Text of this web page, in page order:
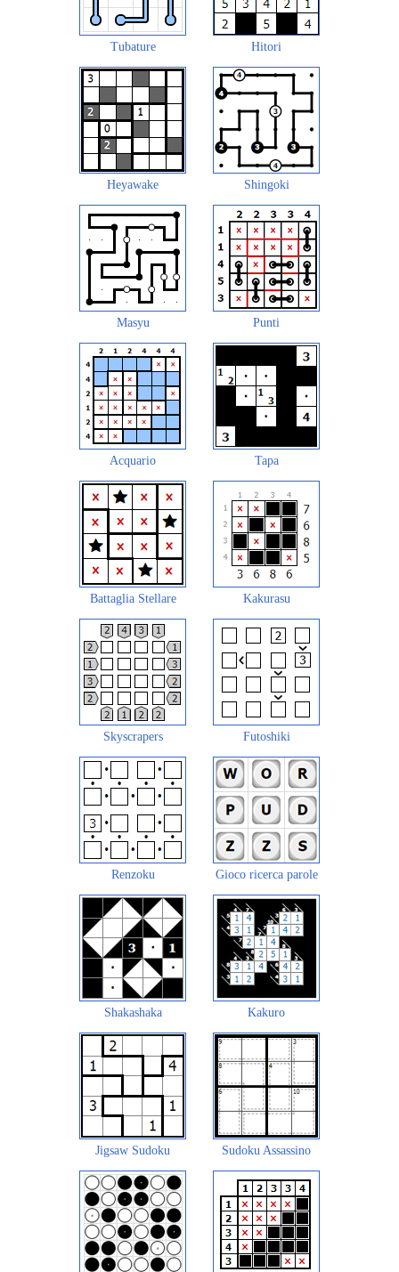
Tubature Hitori
Heyawake Shingoki
Masyu Punti
Acquario Tapa
Battaglia Stellare Kakurasu
Skyscrapers Futoshiki
Renzoku Gioco ricerca parole
Shakashaka Kakuro
Jigsaw Sudoku Sudoku Assassino